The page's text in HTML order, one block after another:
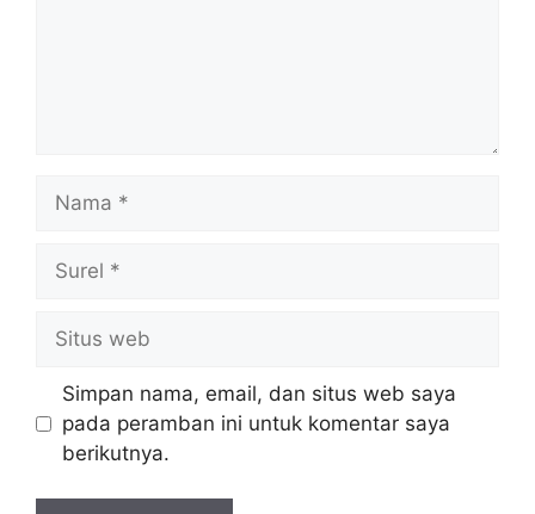
Simpan nama, email, dan situs web saya
pada peramban ini untuk komentar saya
berikutnya.